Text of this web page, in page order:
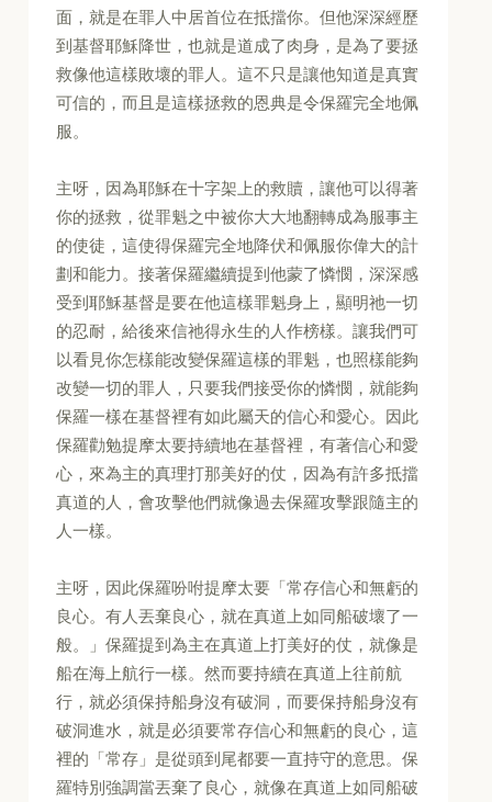
面，就是在罪人中居首位在抵擋你。但他深深經歷
到基督耶穌降世，也就是道成了肉身，是為了要拯
救像他這樣敗壞的罪人。這不只是讓他知道是真實
可信的，而且是這樣拯救的恩典是令保羅完全地佩
服。
主呀，因為耶穌在十字架上的救贖，讓他可以得著
你的拯救，從罪魁之中被你大大地翻轉成為服事主
的使徒，這使得保羅完全地降伏和佩服你偉大的計
劃和能力。接著保羅繼續提到他蒙了憐憫，深深感
受到耶穌基督是要在他這樣罪魁身上，顯明祂一切
的忍耐，給後來信祂得永生的人作榜樣。讓我們可
以看見你怎樣能改變保羅這樣的罪魁，也照樣能夠
改變一切的罪人，只要我們接受你的憐憫，就能夠
保羅一樣在基督裡有如此屬天的信心和愛心。因此
保羅勸勉提摩太要持續地在基督裡，有著信心和愛
心，來為主的真理打那美好的仗，因為有許多抵擋
真道的人，會攻擊他們就像過去保羅攻擊跟隨主的
人一樣。
主呀，因此保羅吩咐提摩太要「常存信心和無虧的
良心。有人丟棄良心，就在真道上如同船破壞了一
般。」保羅提到為主在真道上打美好的仗，就像是
船在海上航行一樣。然而要持續在真道上往前航
行，就必須保持船身沒有破洞，而要保持船身沒有
破洞進水，就是必須要常存信心和無虧的良心，這
裡的「常存」是從頭到尾都要一直持守的意思。保
羅特別強調當丟棄了良心，就像在真道上如同船破